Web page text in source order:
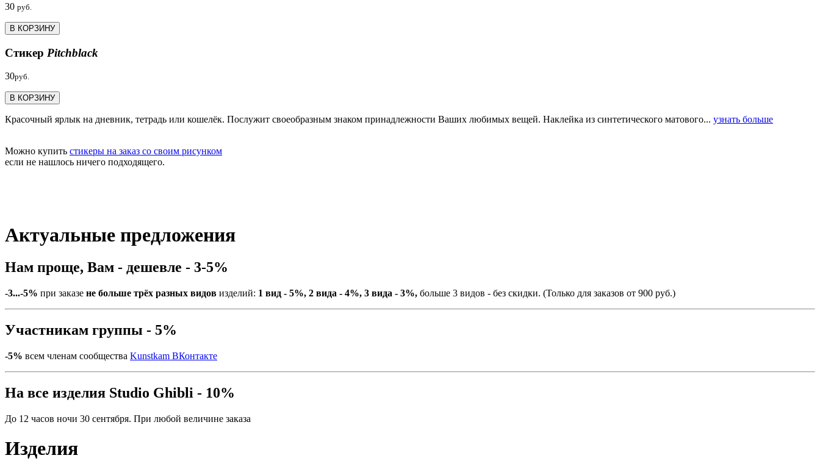
30 руб.
В КОРЗИНУ
Стикер Pitchblack
30руб.
В КОРЗИНУ
Красочный ярлык на дневник, тетрадь или кошелёк. Послужит своеобразным знаком принадлежности Ваших любимых вещей. Наклейка из синтетического матового... узнать больше
Можно купить стикеры на заказ со своим рисунком
если не нашлось ничего подходящего.
Актуальные предложения
Нам проще, Вам - дешевле - 3-5%
-3...-5% при заказе не больше трёх разных видов изделий: 1 вид - 5%, 2 вида - 4%, 3 вида - 3%, больше 3 видов - без скидки. (Только для заказов от 900 руб.)
Участникам группы - 5%
-5% всем членам сообщества Kunstkam ВКонтакте
На все изделия Studio Ghibli - 10%
До 12 часов ночи 30 сентября. При любой величине заказа
Изделия